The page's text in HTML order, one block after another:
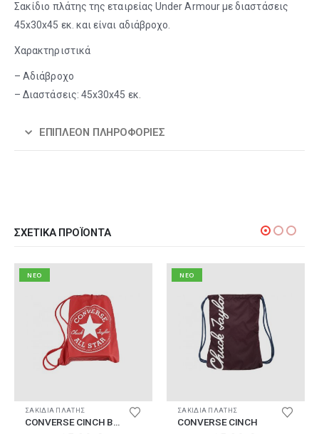
Σακίδιο πλάτης της εταιρείας Under Armour με διαστάσεις
45x30x45 εκ. και είναι αδιάβροχο.
Χαρακτηριστικά
– Αδιάβροχο
– Διαστάσεις: 45x30x45 εκ.
ΕΠΙΠΛΈΟΝ ΠΛΗΡΟΦΟΡΊΕΣ
ΣΧΕΤΙΚΆ ΠΡΟΪΌΝΤΑ
NEO
ΣΑΚΙΔΙΑ ΠΛΑΤΗΣ
CONVERSE CINCH BAG
NEO
ΣΑΚΙΔΙΑ ΠΛΑΤΗΣ
CONVERSE CINCH